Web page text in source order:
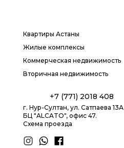
Квартиры Астаны
Жилые комплексы
Коммерческая недвижимость
Вторичная недвижимость
+7 (771) 2018 408
г. Нур-Султан, ул. Сатпаева 13А
БЦ "ALCATO", офис 47.
Схема проезда